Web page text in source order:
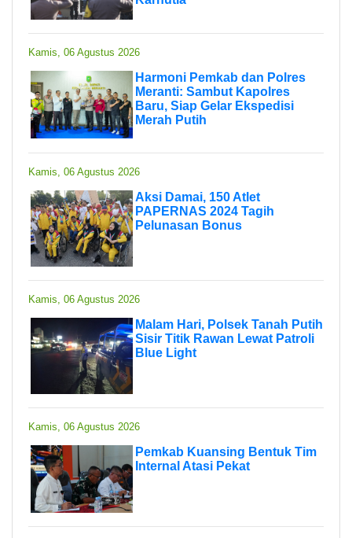
Kamis, 06 Agustus 2026
Harmoni Pemkab dan Polres
Meranti: Sambut Kapolres
Baru, Siap Gelar Ekspedisi
Merah Putih
Kamis, 06 Agustus 2026
Aksi Damai, 150 Atlet
PAPERNAS 2024 Tagih
Pelunasan Bonus
Kamis, 06 Agustus 2026
Malam Hari, Polsek Tanah Putih
Sisir Titik Rawan Lewat Patroli
Blue Light
Kamis, 06 Agustus 2026
Pemkab Kuansing Bentuk Tim
Internal Atasi Pekat